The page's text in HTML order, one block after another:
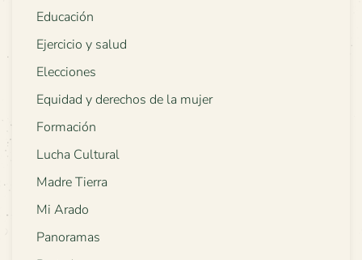
Educación
Ejercicio y salud
Elecciones
Equidad y derechos de la mujer
Formación
Lucha Cultural
Madre Tierra
Mi Arado
Panoramas